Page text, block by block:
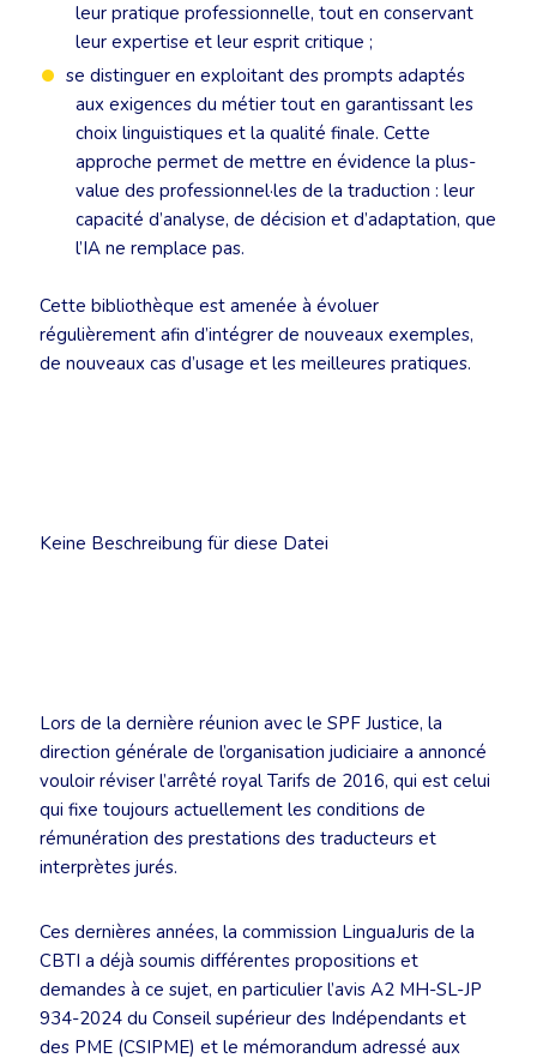
leur pratique professionnelle, tout en conservant
leur expertise et leur esprit critique ;
se distinguer en exploitant des prompts adaptés
aux exigences du métier tout en garantissant les
choix linguistiques et la qualité finale. Cette
approche permet de mettre en évidence la plus-
value des professionnel·les de la traduction : leur
capacité d’analyse, de décision et d’adaptation, que
l’IA ne remplace pas.
Cette bibliothèque est amenée à évoluer
régulièrement afin d’intégrer de nouveaux exemples,
de nouveaux cas d’usage et les meilleures pratiques.
Keine Beschreibung für diese Datei
Lors de la dernière réunion avec le SPF Justice, la
direction générale de l’organisation judiciaire a annoncé
vouloir réviser l’arrêté royal Tarifs de 2016, qui est celui
qui fixe toujours actuellement les conditions de
rémunération des prestations des traducteurs et
interprètes jurés.
Ces dernières années, la commission LinguaJuris de la
CBTI a déjà soumis différentes propositions et
demandes à ce sujet, en particulier l’avis A2 MH-SL-JP
934-2024 du Conseil supérieur des Indépendants et
des PME (CSIPME) et le mémorandum adressé aux